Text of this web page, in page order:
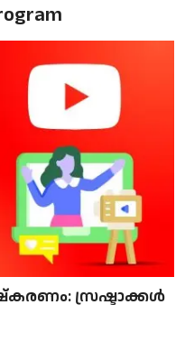
സ്രഷ്ടാക്കൾ